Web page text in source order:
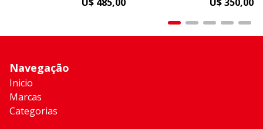
Navegação
Inicio
Marcas
Categorias